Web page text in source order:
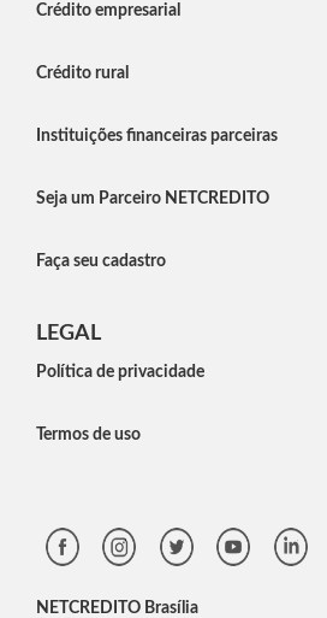
Crédito empresarial
Crédito rural
Instituições financeiras parceiras
Seja um Parceiro NETCREDITO
Faça seu cadastro
LEGAL
Política de privacidade
Termos de uso
NETCREDITO Brasília